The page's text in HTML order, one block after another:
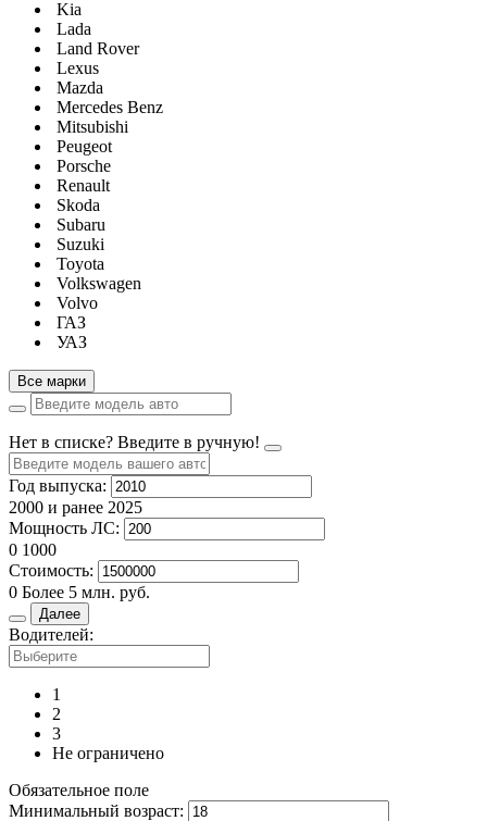
Kia
Lada
Land Rover
Lexus
Mazda
Mercedes Benz
Mitsubishi
Peugeot
Porsche
Renault
Skoda
Subaru
Suzuki
Toyota
Volkswagen
Volvo
ГАЗ
УАЗ
Все марки
Нет в списке? Введите в ручную!
Год выпуска:
2000 и ранее 2025
Мощность ЛС:
0 1000
Стоимость:
0 Более 5 млн. руб.
Далее
Водителей:
1
2
3
Не ограничено
Обязательное поле
Минимальный возраст: